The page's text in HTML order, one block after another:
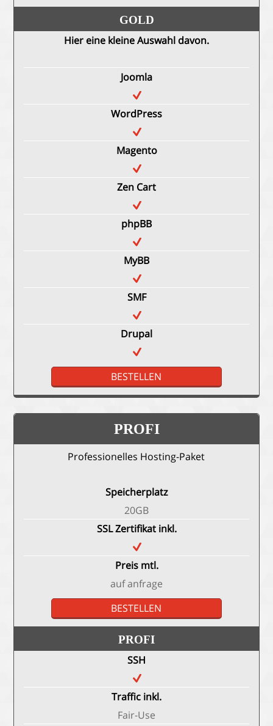
GOLD
Hier eine kleine Auswahl davon.
Joomla
WordPress
Magento
Zen Cart
phpBB
MyBB
SMF
Drupal
BESTELLEN
PROFI
Professionelles Hosting-Paket
Speicherplatz
20GB
SSL Zertifikat inkl.
Preis mtl.
auf anfrage
BESTELLEN
PROFI
SSH
Traffic inkl.
Fair-Use